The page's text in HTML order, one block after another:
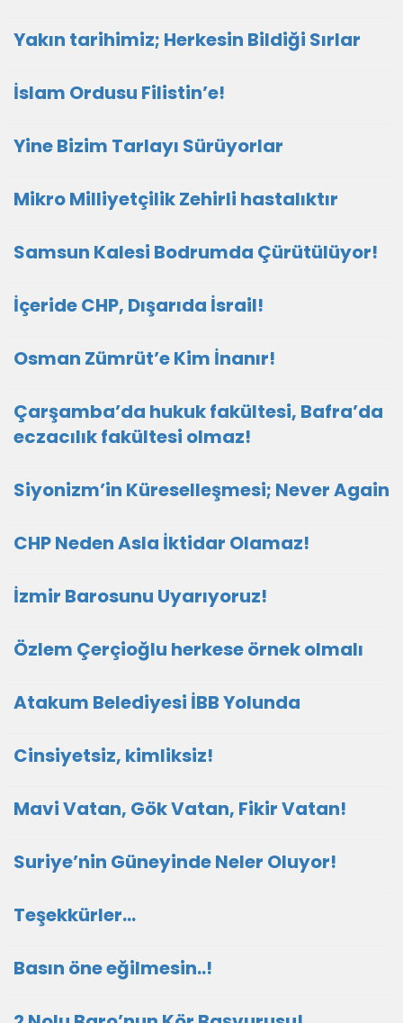
Yakın tarihimiz; Herkesin Bildiği Sırlar
İslam Ordusu Filistin’e!
Yine Bizim Tarlayı Sürüyorlar
Mikro Milliyetçilik Zehirli hastalıktır
Samsun Kalesi Bodrumda Çürütülüyor!
İçeride CHP, Dışarıda İsrail!
Osman Zümrüt’e Kim İnanır!
Çarşamba’da hukuk fakültesi, Bafra’da
eczacılık fakültesi olmaz!
Siyonizm’in Küreselleşmesi; Never Again
CHP Neden Asla İktidar Olamaz!
İzmir Barosunu Uyarıyoruz!
Özlem Çerçioğlu herkese örnek olmalı
Atakum Belediyesi İBB Yolunda
Cinsiyetsiz, kimliksiz!
Mavi Vatan, Gök Vatan, Fikir Vatan!
Suriye’nin Güneyinde Neler Oluyor!
Teşekkürler…
Basın öne eğilmesin..!